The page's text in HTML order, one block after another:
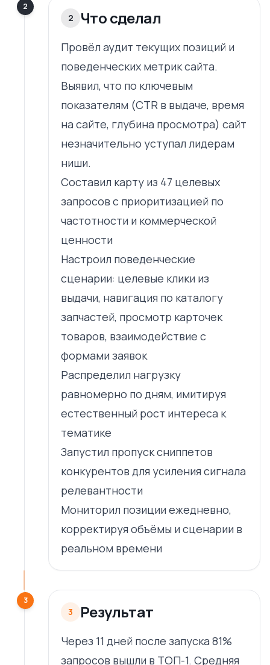
2
2 Что сделал
Провёл аудит текущих позиций и
поведенческих метрик сайта.
Выявил, что по ключевым
показателям (CTR в выдаче, время
на сайте, глубина просмотра) сайт
незначительно уступал лидерам
ниши.
Составил карту из 47 целевых
запросов с приоритизацией по
частотности и коммерческой
ценности
Настроил поведенческие
сценарии: целевые клики из
выдачи, навигация по каталогу
запчастей, просмотр карточек
товаров, взаимодействие с
формами заявок
Распределил нагрузку
равномерно по дням, имитируя
естественный рост интереса к
тематике
Запустил пропуск сниппетов
конкурентов для усиления сигнала
релевантности
Мониторил позиции ежедневно,
корректируя объёмы и сценарии в
реальном времени
3
3 Результат
Через 11 дней после запуска 81%
запросов вышли в ТОП-1. Средняя